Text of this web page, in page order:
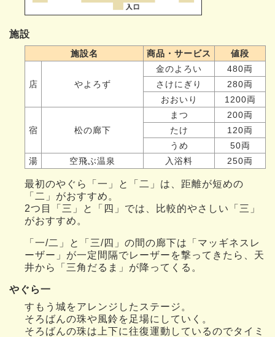
施設
施設名 商品・サービス 値段
店 やよろず
金のよろい
480両
さけにぎり
280両
おおいり
1200両
宿 松の廊下
まつ
200両
たけ
120両
うめ
50両
湯
空飛ぶ温泉 入浴料 250両
最初のやぐら「一」と「二」は、距離が短めの
「二」がおすすめ。
2つ目「三」と「四」では、比較的やさしい「三」
がおすすめ。
「一/二」と「三/四」の間の廊下は「マッギネスレ
ーザー」が一定間隔でレーザーを撃ってきたら、天
井から「三角だるま」が降ってくる。
やぐら一
すもう城をアレンジしたステージ。
そろばんの珠や風鈴を足場にしていく。
そろばんの珠は上下に往復運動しているのでタイミ